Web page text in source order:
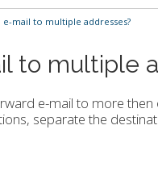
e-mail to multiple addresses?
to multiple
e-mail to more then
separate the